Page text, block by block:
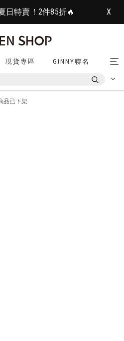
日特賣！2件85折🔥 X
現貨專區 GINNY聯名
品已下架